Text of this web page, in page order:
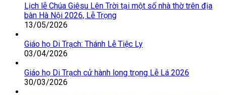
Lịch lễ Chúa Giêsu Lên Trời tại một số nhà thờ trên địa
bàn Hà Nội 2026, Lễ Trọng
13/05/2026
Giáo họ Di Trạch: Thánh Lễ Tiệc Ly
03/04/2026
Giáo họ Di Trạch cử hành long trọng Lễ Lá 2026
30/03/2026